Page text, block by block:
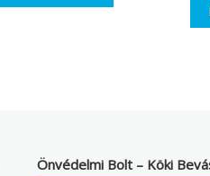
Önvédelmi Bolt – Köki